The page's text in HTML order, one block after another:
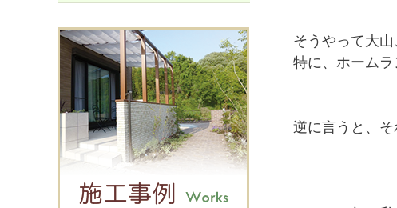
そうやって大
特に、ホームラ
逆に言うと、